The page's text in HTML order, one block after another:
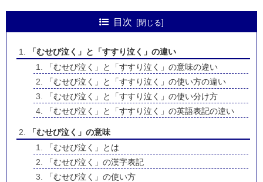
目次
「むせび泣く」と「すすり泣く」の違い
「むせび泣く」と「すすり泣く」の意味の違い
「むせび泣く」と「すすり泣く」の使い方の違い
「むせび泣く」と「すすり泣く」の使い分け方
「むせび泣く」と「すすり泣く」の英語表記の違い
「むせび泣く」の意味
「むせび泣く」とは
「むせび泣く」の漢字表記
「むせび泣く」の使い方